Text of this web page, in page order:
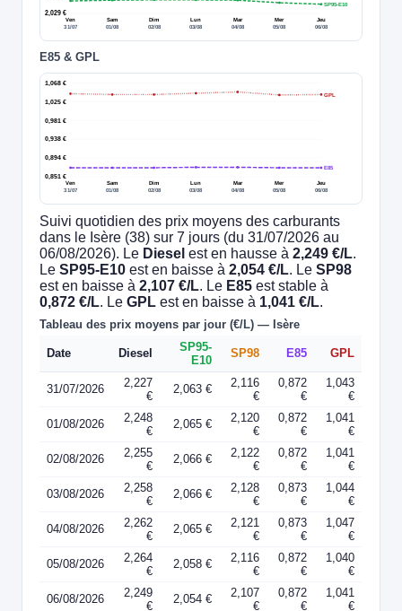
2,029 €
Ven
31/07
Sam
01/08
Dim
02/08
Lun
03/08
Mar
04/08
Mer
05/08
Jeu
06/08
SP95-E10
E85 & GPL
0,851 €
0,894 €
0,938 €
0,981 €
1,025 €
1,068 €
Ven
31/07
Sam
01/08
Dim
02/08
Lun
03/08
Mar
04/08
Mer
05/08
Jeu
06/08
E85
GPL
Suivi quotidien des prix moyens des carburants
dans le Isère (38) sur 7 jours (du 31/07/2026 au
06/08/2026). Le Diesel est en hausse à2,249 €/L.
LeSP95-E10 est en baisse à2,054 €/L. LeSP98
est en baisse à2,107 €/L. Le E85 est stable à
0,872 €/L. LeGPL est en baisse à 1,041 €/L.
Tableau des prix moyens par jour (€/L) — Isère
Date Diesel
SP95-
E10
SP98 E85 GPL
31/07/2026
2,227
€
2,063 €
2,116
€
0,872
€
1,043
€
01/08/2026
2,248
€
2,065 €
2,120
€
0,872
€
1,041
€
02/08/2026
2,255
€
2,066 €
2,122
€
0,872
€
1,041
€
03/08/2026
2,258
€
2,066 €
2,128
€
0,873
€
1,044
€
04/08/2026
2,262
€
2,065 €
2,121
€
0,873
€
1,047
€
05/08/2026
2,264
€
2,058 €
2,116
€
0,872
€
1,040
€
06/08/2026
2,249
€
2,054 €
2,107
€
0,872
€
1,041
€